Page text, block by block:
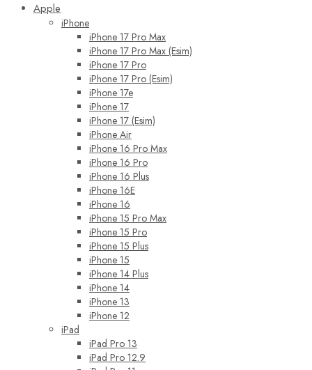
Apple
iPhone
iPhone 17 Pro Max
iPhone 17 Pro Max (Esim)
iPhone 17 Pro
iPhone 17 Pro (Esim)
iPhone 17e
iPhone 17
iPhone 17 (Esim)
iPhone Air
iPhone 16 Pro Max
iPhone 16 Pro
iPhone 16 Plus
iPhone 16E
iPhone 16
iPhone 15 Pro Max
iPhone 15 Pro
iPhone 15 Plus
iPhone 15
iPhone 14 Plus
iPhone 14
iPhone 13
iPhone 12
iPad
iPad Pro 13
iPad Pro 12.9